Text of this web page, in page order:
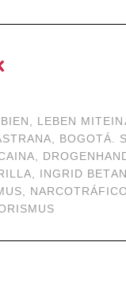
, LEBEN
, BOGOTÁ.
,
,
INGRID
,